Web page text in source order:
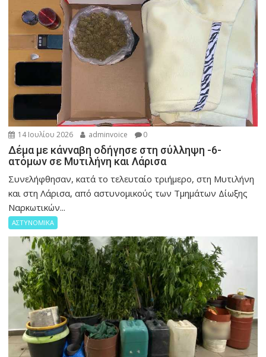
14 Ιουλίου 2026 adminvoice 0
Δέμα με κάνναβη οδήγησε στη σύλληψη -6-
ατόμων σε Μυτιλήνη και Λάρισα
Συνελήφθησαν, κατά το τελευταίο τριήμερο, στη Μυτιλήνη
και στη Λάρισα, από αστυνομικούς των Τμημάτων Δίωξης
Ναρκωτικών...
ΑΣΤΥΝΟΜΙΚΑ